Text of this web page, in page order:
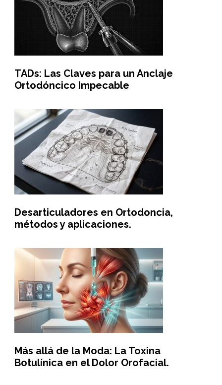
TADs: Las Claves para un Anclaje
Ortodóncico Impecable
Desarticuladores en Ortodoncia,
métodos y aplicaciones.
Más allá de la Moda: La Toxina
Botulínica en el Dolor Orofacial.